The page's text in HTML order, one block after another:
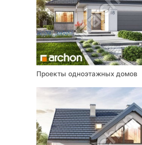
Проекты одноэтажных домов